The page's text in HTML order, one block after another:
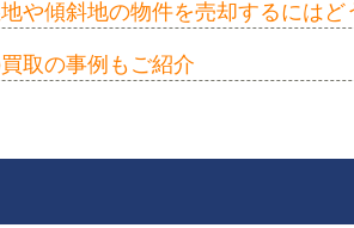
や傾斜地の物件を売却するにはど
取の事例もご紹介